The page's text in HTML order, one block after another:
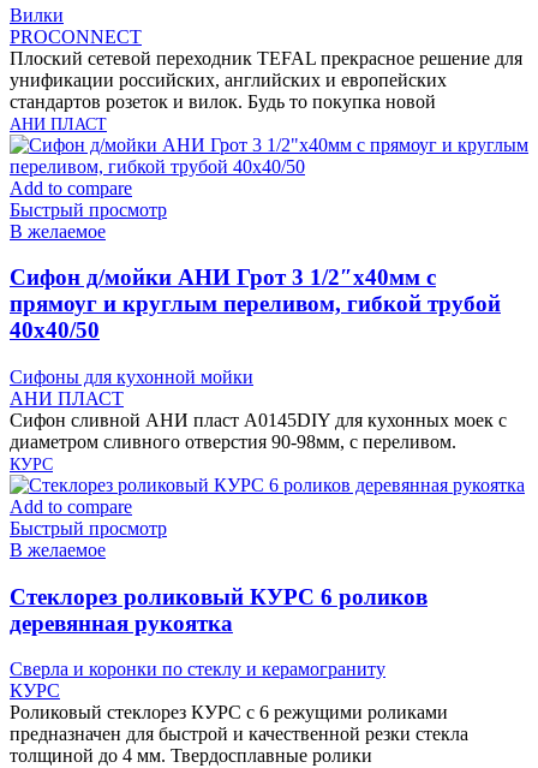
Вилки
PROCONNECT
Плоский сетевой переходник TEFAL прекрасное решение для
унификации российских, английских и европейских
стандартов розеток и вилок. Будь то покупка новой
АНИ ПЛАСТ
Add to compare
Быстрый просмотр
В желаемое
Cифон д/мойки АНИ Грот 3 1/2″х40мм с
прямоуг и круглым переливом, гибкой трубой
40х40/50
Сифоны для кухонной мойки
АНИ ПЛАСТ
Сифон сливной АНИ пласт A0145DIY для кухонных моек с
диаметром сливного отверстия 90-98мм, с переливом.
КУРС
Add to compare
Быстрый просмотр
В желаемое
Cтеклорез роликовый КУРС 6 роликов
деревянная рукоятка
Сверла и коронки по стеклу и керамограниту
КУРС
Роликовый стеклорез КУРС с 6 режущими роликами
предназначен для быстрой и качественной резки стекла
толщиной до 4 мм. Твердосплавные ролики